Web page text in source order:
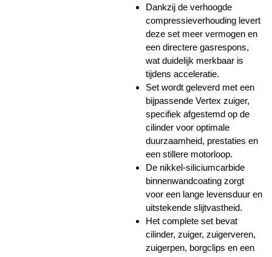
Dankzij de verhoogde
compressieverhouding levert
deze set meer vermogen en
een directere gasrespons,
wat duidelijk merkbaar is
tijdens acceleratie.
Set wordt geleverd met een
bijpassende Vertex zuiger,
specifiek afgestemd op de
cilinder voor optimale
duurzaamheid, prestaties en
een stillere motorloop.
De nikkel-siliciumcarbide
binnenwandcoating zorgt
voor een lange levensduur en
uitstekende slijtvastheid.
Het complete set bevat
cilinder, zuiger, zuigerveren,
zuigerpen, borgclips en een